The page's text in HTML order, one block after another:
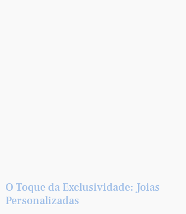
O Toque da Exclusividade: Joias
Personalizadas